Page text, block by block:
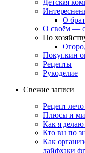
Детская
О
О своём —
По
Покупкин
Рецепты
Рукоделие
Свежие записи
Рецепт лечо
Плюсы и
Как я делаю
Кто вы по
Как
лайфхаки